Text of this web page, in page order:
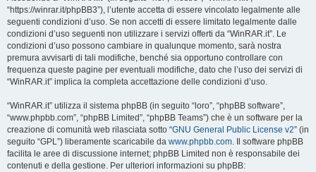
“https://winrar.it/phpBB3”), l’utente accetta di essere vincolato legalmente alle
seguenti condizioni d’uso. Se non accetti di essere limitato legalmente dalle
condizioni d’uso seguenti non utilizzare i servizi offerti da “WinRAR.it”. Le
condizioni d’uso possono cambiare in qualunque momento, sarà nostra
premura avvisarti di tali modifiche, benché sia opportuno controllare con
frequenza queste pagine per eventuali modifiche, dato che l’uso dei servizi di
“WinRAR.it” implica la completa accettazione delle condizioni d’uso.
“WinRAR.it” utilizza il sistema phpBB (in seguito “loro”, “phpBB software”,
“www.phpbb.com”, “phpBB Limited”, “phpBB Teams”) che è un software per la
creazione di comunità web rilasciata sotto “GNU General Public License v2” (in
seguito “GPL”) liberamente scaricabile da www.phpbb.com. Il software phpBB
facilita le aree di discussione internet; phpBB Limited non è responsabile dei
contenuti e della gestione. Per ulteriori informazioni su phpBB: